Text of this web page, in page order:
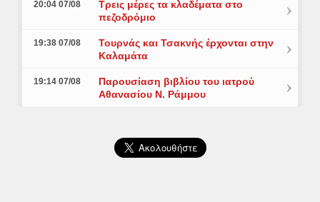
20:04 07/08
Τρεις μέρες τα κλαδέματα στο
πεζοδρόμιο
19:38 07/08
Τουρνάς και Τσακνής έρχονται στην
Καλαμάτα
19:14 07/08
Παρουσίαση βιβλίου του ιατρού
Αθανασίου Ν. Ράμμου